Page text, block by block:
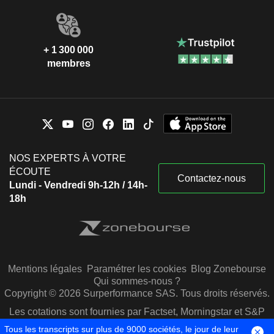
+ 1 300 000
membres
NOS EXPERTS À VOTRE
ÉCOUTE
Lundi - Vendredi 9h-12h / 14h-
18h
Contactez-nous
Mentions légales Paramétrer les cookies Blog Zonebourse
Qui sommes-nous ?
Copyright © 2026 Surperformance SAS. Tous droits réservés.
Les cotations sont fournies par Factset, Morningstar et S&P
Capital IQ
Tous les transcripts sur plus de 9000 sociétés, le jour de leur